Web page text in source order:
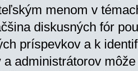
menom v
diskusných fór
príspevkov a k
a administrátorov